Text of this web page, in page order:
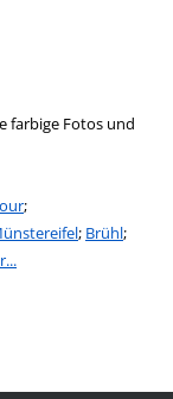
farbige Fotos und
;
; Brühl;